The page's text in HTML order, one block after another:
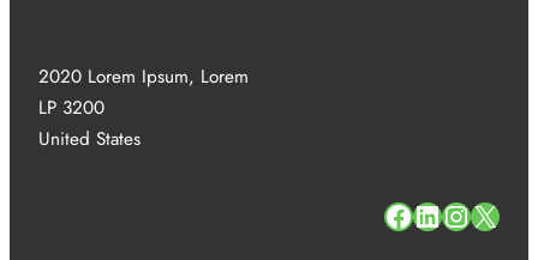
2020 Lorem Ipsum, Lorem
LP 3200
United States
# # # #